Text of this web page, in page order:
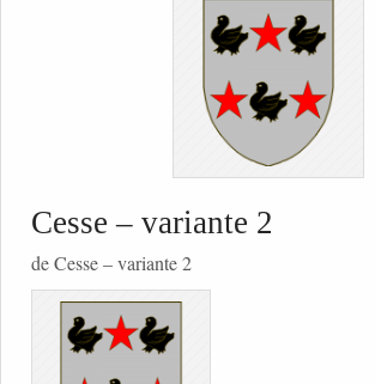
Cesse – variante 2
de Cesse – variante 2